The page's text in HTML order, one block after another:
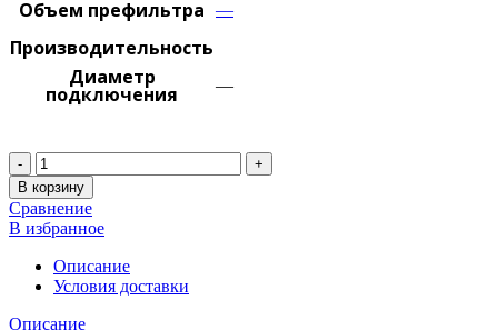
Объем префильтра —
Производительность
Диаметр
подключения —
Количество
В корзину
Сравнение
В избранное
Описание
Условия доставки
Описание